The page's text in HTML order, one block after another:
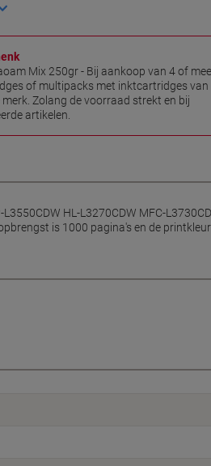
Mix 250gr - Bij aankoop van 4 of
of multipacks met inktcartridges van
merk. Zolang de voorraad strekt en bij
artikelen.
HL-L3270CDW MFC-
is 1000 pagina's en de printkleur